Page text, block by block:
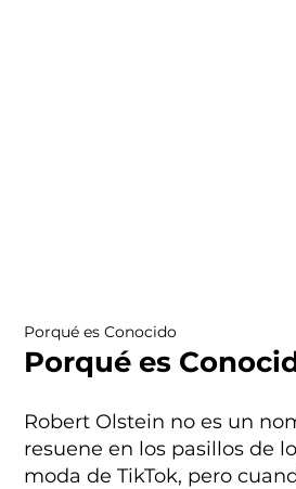
Porqué es Conocido
Porqué es
Robert Olstein no es un
resuene en los pasillos de
moda de TikTok, pero